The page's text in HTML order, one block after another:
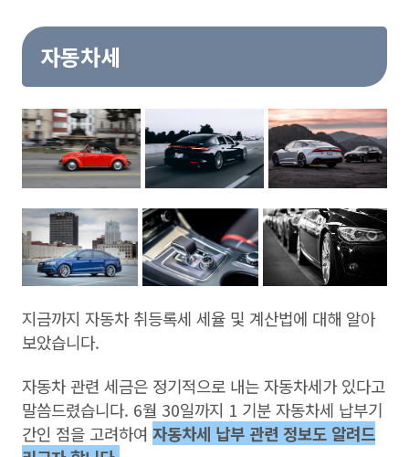
자동차세
지금까지 자동차 취등록세 세율 및 계산법에 대해 알아
보았습니다.
자동차 관련 세금은 정기적으로 내는 자동차세가 있다고
말씀드렸습니다. 6월 30일까지 1 기분 자동차세 납부기
간인 점을 고려하여 자동차세 납부 관련 정보도 알려드